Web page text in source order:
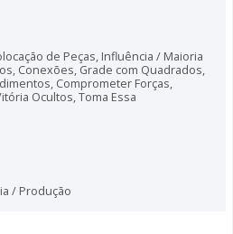
de Peças, Influência / Maioria
, Conexões, Grade com Quadrados,
, Comprometer Forças,
Ocultos,Toma Essa
/ Produção